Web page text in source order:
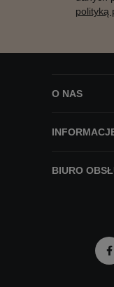
polityką
O NAS
BIURO